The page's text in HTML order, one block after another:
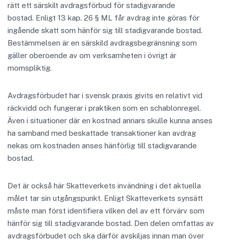
rätt ett särskilt avdragsförbud för stadigvarande
bostad. Enligt 13 kap. 26 § ML får avdrag inte göras för
ingående skatt som hänför sig till stadigvarande bostad.
Bestämmelsen är en särskild avdragsbegränsning som
gäller oberoende av om verksamheten i övrigt är
momspliktig.
Avdragsförbudet har i svensk praxis givits en relativt vid
räckvidd och fungerar i praktiken som en schablonregel.
Även i situationer där en kostnad annars skulle kunna anses
ha samband med beskattade transaktioner kan avdrag
nekas om kostnaden anses hänförlig till stadigvarande
bostad.
Det är också här Skatteverkets invändning i det aktuella
målet tar sin utgångspunkt. Enligt Skatteverkets synsätt
måste man först identifiera vilken del av ett förvärv som
hänför sig till stadigvarande bostad. Den delen omfattas av
avdragsförbudet och ska därför avskiljas innan man över